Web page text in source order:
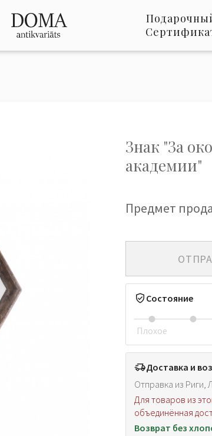
Знак "За
академии"
Предмет
Состояние
Плохое
Доставка и
Отправка из Риги,
Для товаров из
объединённая
Возврат без